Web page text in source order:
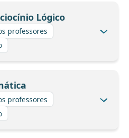
Lógico
professores
professores